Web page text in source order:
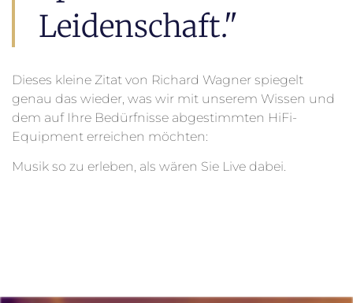
Leidenschaft."
Dieses kleine Zitat von Richard Wagner spiegelt
genau das wieder, was wir mit unserem Wissen und
dem auf Ihre Bedürfnisse abgestimmten HiFi-
Equipment erreichen möchten:
Musik so zu erleben, als wären Sie Live dabei.